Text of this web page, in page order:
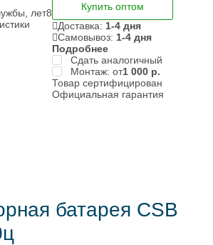
лет8
Купить оптом
Доставка: 1-4 дня
Самовывоз: 1-4 дня
Подробнее
Сдать аналогичный
Монтаж: от1 000 р.
Товар сертифицирован
Официальная гарантия
батарея CSB